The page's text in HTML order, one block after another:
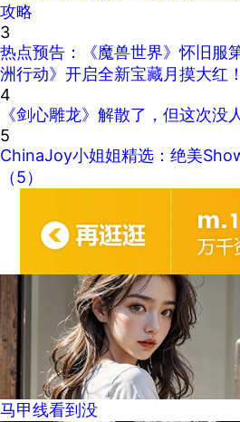
攻略
3
热点预告：《魔兽世界》怀旧服
洲行动》开启全新宝藏月摸大红！
4
《剑心雕龙》解散了，但这次没
5
ChinaJoy小姐姐精选：绝美
（5）
马甲线看到没